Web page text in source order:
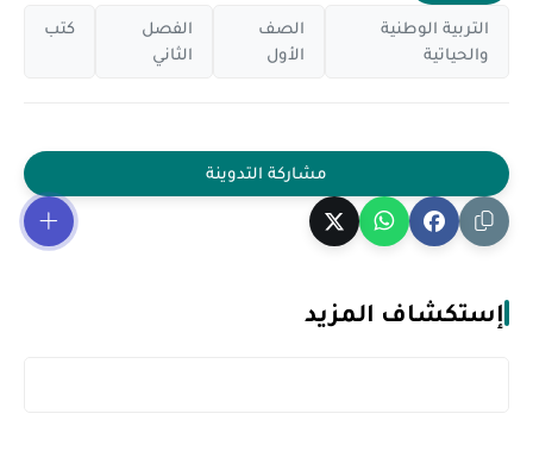
التربية الوطنية
والحياتية
الصف
الأول
الفصل
الثاني
كتب
إستكشاف المزيد